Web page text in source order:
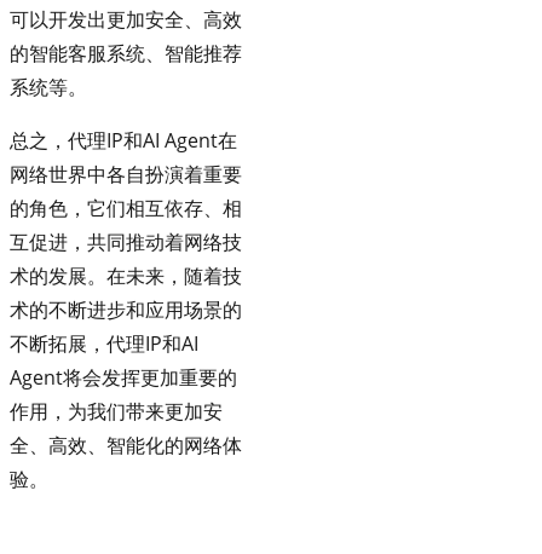
可以开发出更加安全、高效
的智能客服系统、智能推荐
系统等。
总之，代理IP和AI Agent在
网络世界中各自扮演着重要
的角色，它们相互依存、相
互促进，共同推动着网络技
术的发展。在未来，随着技
术的不断进步和应用场景的
不断拓展，代理IP和AI
Agent将会发挥更加重要的
作用，为我们带来更加安
全、高效、智能化的网络体
验。